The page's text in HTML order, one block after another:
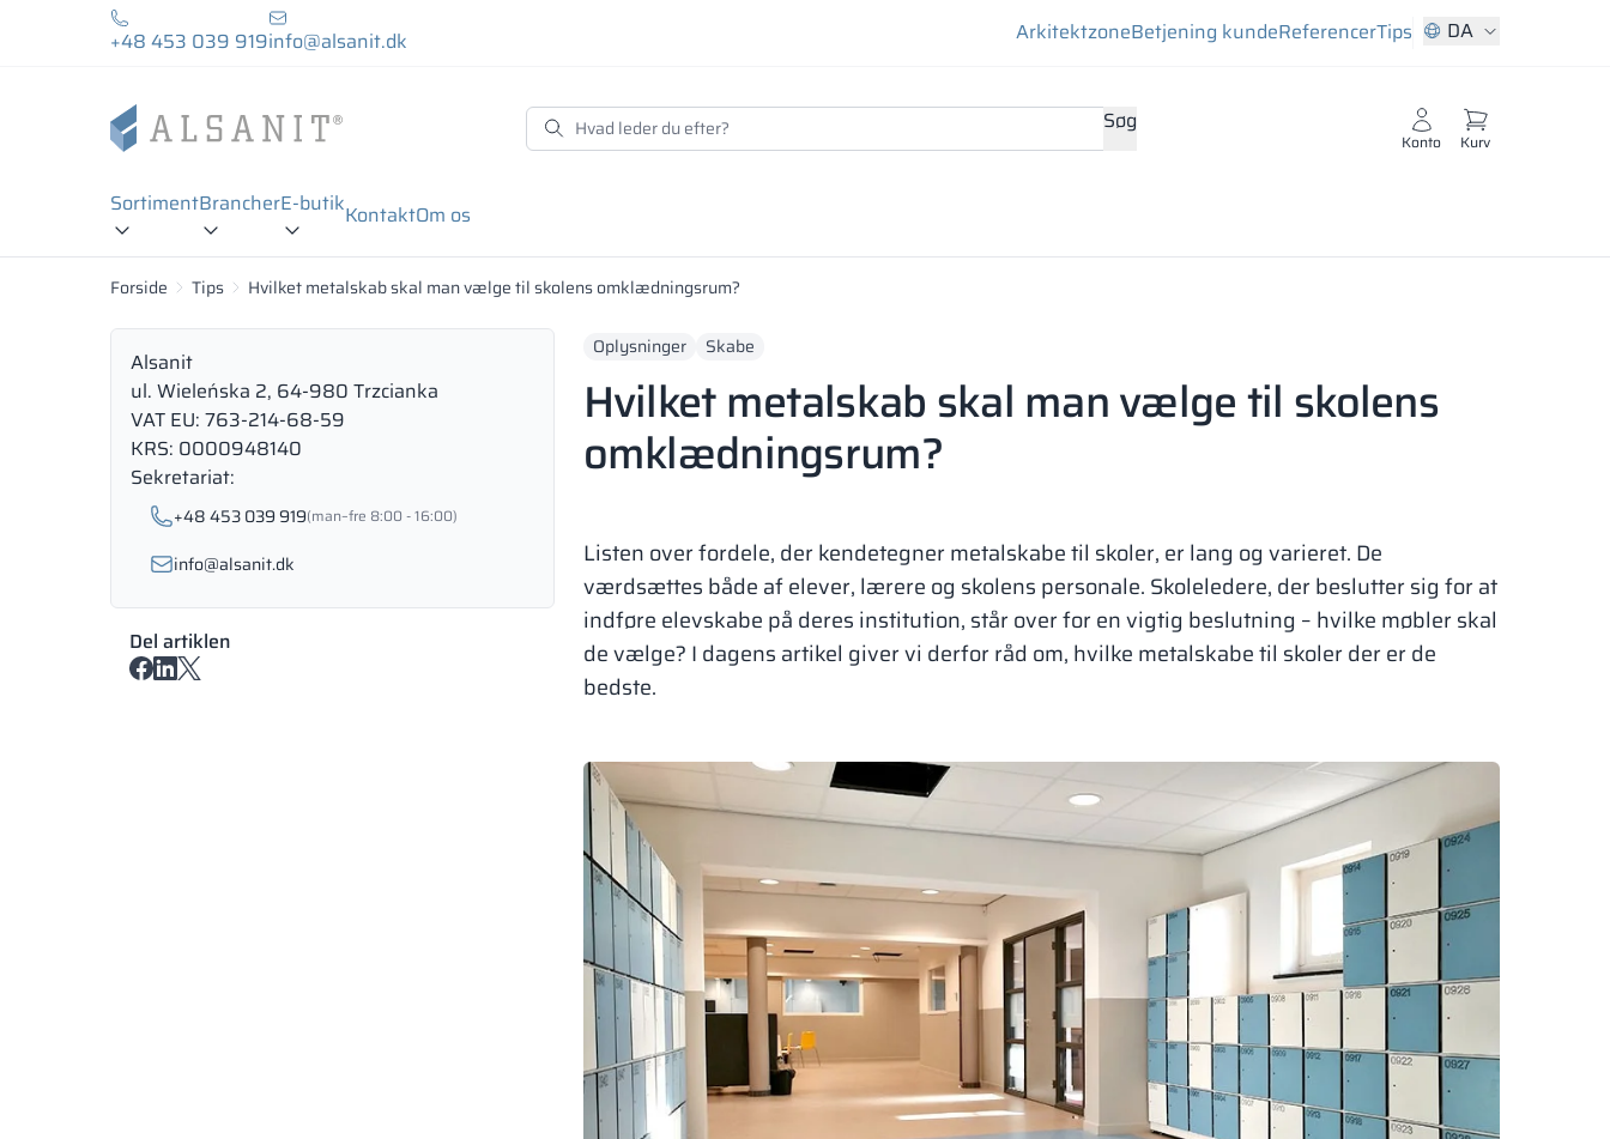
+48 453 039 919info@alsanit.dk ArkitektzoneBetjening kundeReferencerTips DA
Søg
Konto Kurv
SortimentBrancherE-butikKontaktOm os
Forside Tips Hvilket metalskab skal man vælge til skolens omklædningsrum?
Alsanit
ul. Wieleńska 2, 64-980 Trzcianka
VAT EU: 763-214-68-59
KRS: 0000948140
Sekretariat:
+48 453 039 919(man–fre 8:00 - 16:00)
info@alsanit.dk
Del artiklen
Oplysninger Skabe
Hvilket metalskab skal man vælge til skolens
omklædningsrum?
Listen over fordele, der kendetegner metalskabe til skoler, er lang og varieret. De
værdsættes både af elever, lærere og skolens personale. Skoleledere, der beslutter sig for at
indføre elevskabe på deres institution, står over for en vigtig beslutning – hvilke møbler skal
de vælge? I dagens artikel giver vi derfor råd om, hvilke metalskabe til skoler der er de
bedste.